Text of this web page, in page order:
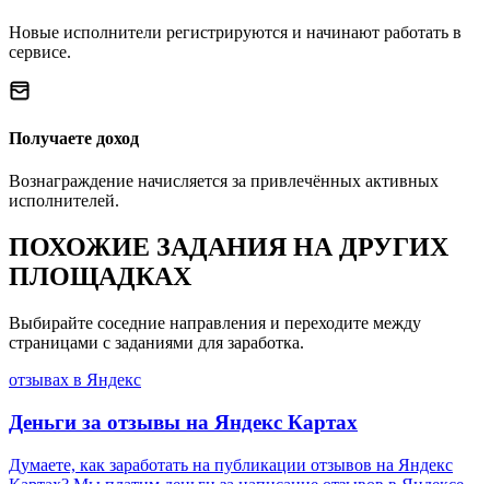
Новые исполнители регистрируются и начинают работать в
сервисе.
Получаете доход
Вознаграждение начисляется за привлечённых активных
исполнителей.
ПОХОЖИЕ ЗАДАНИЯ НА ДРУГИХ
ПЛОЩАДКАХ
Выбирайте соседние направления и переходите между
страницами с заданиями для заработка.
отзывах в Яндекс
Деньги за отзывы на Яндекс Картах
Думаете, как заработать на публикации отзывов на Яндекс